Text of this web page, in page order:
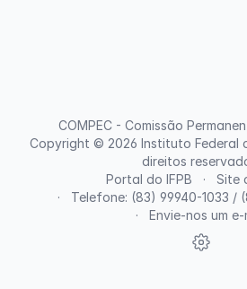
Portal do IFPB
Site
Telefone: (83) 99940-1033 /
Envie-nos um e-
COMPEC - Comissão
Copyright © 2026 Instituto Federal
direitos